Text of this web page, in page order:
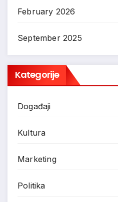
February 2026
September 2025
Kategorije
Događaji
Kultura
Marketing
Politika